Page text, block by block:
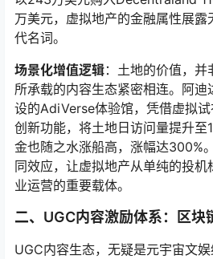
万美元，虚拟地产的金融属性展露
代名词。
场景化增值逻辑：土地的价值，
所承载的内容生态紧密相连。阿
设的AdiVerse体验馆，凭借虚拟
创新功能，将土地日访问量提升至
金也随之水涨船高，涨幅达300%
同效应，让虚拟地产从单纯的投
业运营的重要载体。
二、UGC内容激励体系：区块
UGC内容生态，无疑是元宇宙文娱